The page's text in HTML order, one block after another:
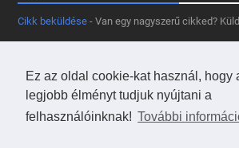
Ez az oldal cookie-kat használ, hogy
legjobb élményt tudjuk nyújtani a
felhasználóinknak! További
Cikk beküldése - Van egy nagyszerű cikked?
- Tetszik az oldal? Segíts,
Kapcsolat, médiaajánlat- Lépj velünk
Használd a tooltipünket- A saját oldaladon is!